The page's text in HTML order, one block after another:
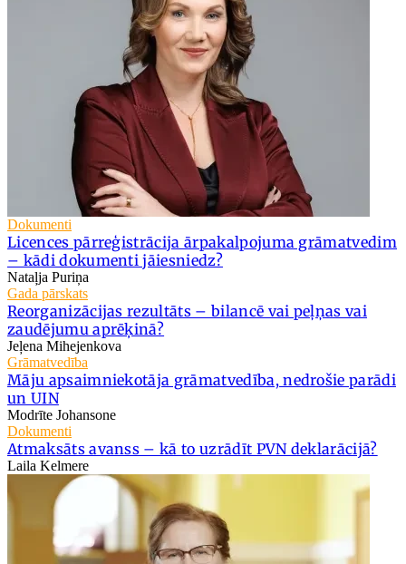
Dokumenti
Licences pārreģistrācija ārpakalpojuma grāmatvedim
– kādi dokumenti jāiesniedz?
Nataļja Puriņa
Gada pārskats
Reorganizācijas rezultāts – bilancē vai peļņas vai
zaudējumu aprēķinā?
Jeļena Mihejenkova
Grāmatvedība
Māju apsaimniekotāja grāmatvedība, nedrošie parādi
un UIN
Modrīte Johansone
Dokumenti
Atmaksāts avanss – kā to uzrādīt PVN deklarācijā?
Laila Kelmere